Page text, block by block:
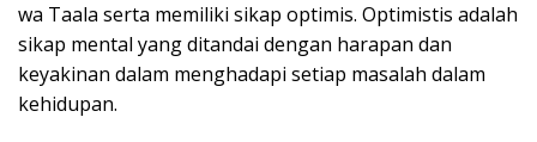
wa Taala serta memiliki sikap optimis. Optimistis adalah
sikap mental yang ditandai dengan harapan dan
keyakinan dalam menghadapi setiap masalah dalam
kehidupan.